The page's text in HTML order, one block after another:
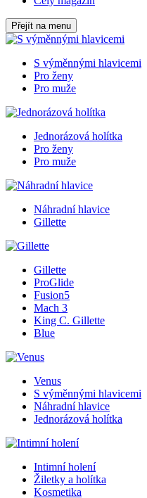
Přejít na menu
S výměnnými hlavicemi
Pro ženy
Pro muže
Jednorázová holítka
Pro ženy
Pro muže
Náhradní hlavice
Gillette
Gillette
ProGlide
Fusion5
Mach 3
King C. Gillette
Blue
Venus
S výměnnými hlavicemi
Náhradní hlavice
Jednorázová holítka
Intimní holení
Žiletky a holítka
Kosmetika